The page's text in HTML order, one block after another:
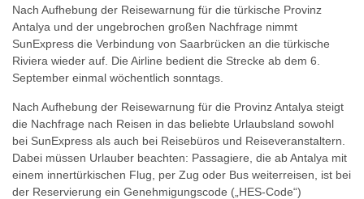
Nach Aufhebung der Reisewarnung für die türkische Provinz
Antalya und der ungebrochen großen Nachfrage nimmt
SunExpress die Verbindung von Saarbrücken an die türkische
Riviera wieder auf. Die Airline bedient die Strecke ab dem 6.
September einmal wöchentlich sonntags.
Nach Aufhebung der Reisewarnung für die Provinz Antalya steigt
die Nachfrage nach Reisen in das beliebte Urlaubsland sowohl
bei SunExpress als auch bei Reisebüros und Reiseveranstaltern.
Dabei müssen Urlauber beachten: Passagiere, die ab Antalya mit
einem innertürkischen Flug, per Zug oder Bus weiterreisen, ist bei
der Reservierung ein Genehmigungscode („HES-Code“)